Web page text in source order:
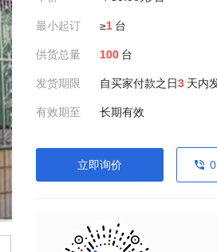
最小起订 ≥1 台
供货总量 100 台
发货期限 自买家付款之日3 天内
有效期至 长期有效
立即询价